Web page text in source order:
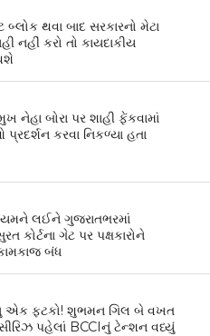
બ્લોક થવા બાદ સરકારનો મેટા
નહીં કરો તો કાયદાકીય
નેહા બોરા પર શાહી ફેંકવામાં
કરવા નિકળ્યા હતા
લઈને ગુજરાતભરમાં
કોર્ટના ગેટ પર પક્ષકારોને
બંધ
એક ફટકો! શુભમન ગિલ બે વખત
પહેલાં BCCIનું ટેન્શન વધ્યું